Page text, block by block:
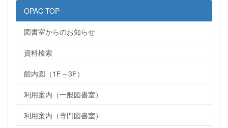
OPAC TOP
図書室からのお知らせ
資料検索
館内図（1F～3F）
利用案内（一般図書室）
利用案内（専門図書室）